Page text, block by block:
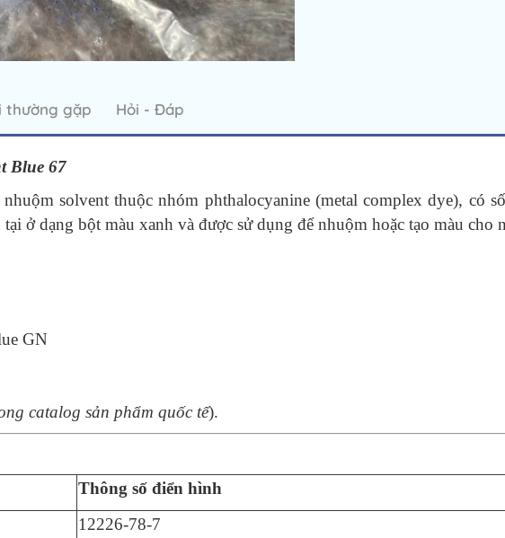
thường gặp Hỏi - Đáp
Blue 67
solvent thuộc nhóm phthalocyanine (metal complex dye), có
ở dạng bột màu xanh và được sử dụng để nhuộm hoặc tạo màu
GN
catalog sản phẩm quốc tế).
Thông số điển hình
12226-78-7